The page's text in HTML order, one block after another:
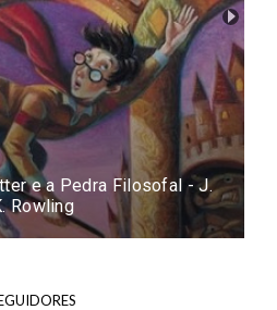
e a Pedra Filosofal - J.
Rowling